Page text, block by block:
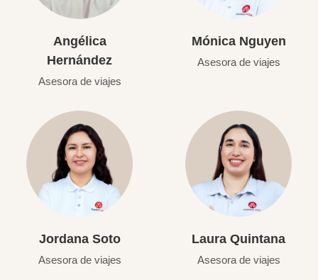
Angélica
Hernández
Asesora de viajes
Mónica Nguyen
Asesora de viajes
Jordana Soto
Asesora de viajes
Laura Quintana
Asesora de viajes